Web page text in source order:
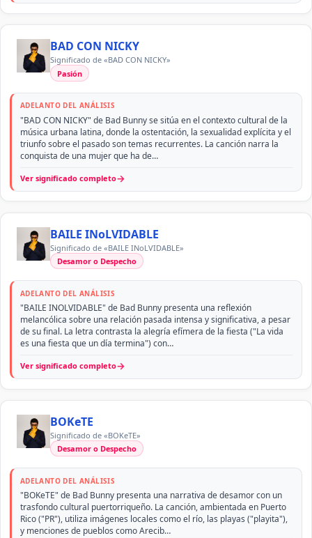
BAD CON NICKY
Significado de «BAD CON NICKY»
Pasión
ADELANTO DEL ANÁLISIS
"BAD CON NICKY" de Bad Bunny se sitúa en el contexto cultural de la
música urbana latina, donde la ostentación, la sexualidad explícita y el
triunfo sobre el pasado son temas recurrentes. La canción narra la
conquista de una mujer que ha de…
Ver significado completo→
BAILE INoLVIDABLE
Significado de «BAILE INoLVIDABLE»
Desamor o Despecho
ADELANTO DEL ANÁLISIS
"BAILE INOLVIDABLE" de Bad Bunny presenta una reflexión
melancólica sobre una relación pasada intensa y significativa, a pesar
de su final. La letra contrasta la alegría efímera de la fiesta ("La vida
es una fiesta que un día termina") con…
Ver significado completo→
BOKeTE
Significado de «BOKeTE»
Desamor o Despecho
ADELANTO DEL ANÁLISIS
"BOKeTE" de Bad Bunny presenta una narrativa de desamor con un
trasfondo cultural puertorriqueño. La canción, ambientada en Puerto
Rico ("PR"), utiliza imágenes locales como el río, las playas ("playita"),
y menciones de pueblos como Arecib…